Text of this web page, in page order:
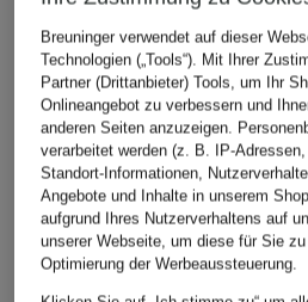
Breuninger verwendet auf dieser
Technologien („Tools“). Mit Ihrer
Partner (Drittanbieter) Tools, um Ihr
Onlineangebot zu verbessern und
anderen Seiten anzuzeigen.
verarbeitet werden (z. B. IP-
Standort-Informationen,
Angebote und Inhalte in unserem
aufgrund Ihres Nutzerverhaltens auf
unserer Webseite, um diese für Sie
Optimierung der Werbeaussteuerung.